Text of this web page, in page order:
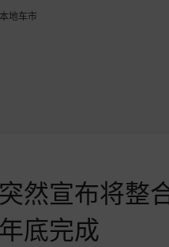
本地车市
然宣布将整
底完成